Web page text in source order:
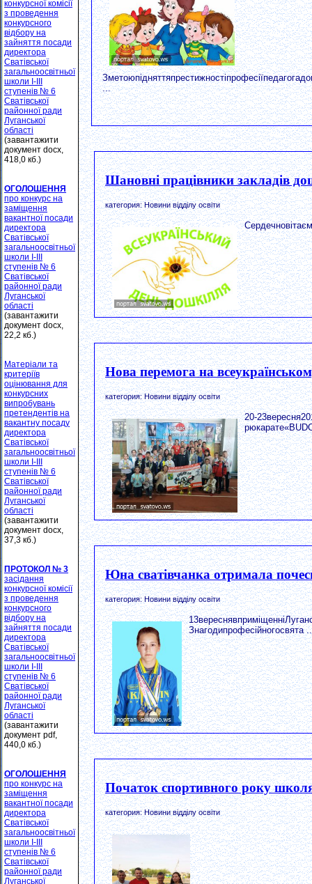
конкурсної комісії
з проведення
конкурсного
відбору на
зайняття посади
директора
Сватівської
загальноосвітньої
школи І-ІІІ
ступенів № 6
Сватівської
районної ради
Луганської
області
(завантажити
документ docx,
418,0 кб.)
ОГОЛОШЕННЯ
про конкурс на
заміщення
вакантної посади
директора
Сватівської
загальноосвітньої
школи І-ІІІ
ступенів № 6
Сватівської
районної ради
Луганської
області
(завантажити
документ docx,
22,2 кб.)
Матеріали та
критеріїв
оцінювання для
конкурсних
випробувань
претендентів на
вакантну посаду
директора
Сватівської
загальноосвітньої
школи І-ІІІ
ступенів № 6
Сватівської
районної ради
Луганської
області
(завантажити
документ docx,
37,3 кб.)
ПРОТОКОЛ № 3
засідання
конкурсної комісії
з проведення
конкурсного
відбору на
зайняття посади
директора
Сватівської
загальноосвітньої
школи І-ІІІ
ступенів № 6
Сватівської
районної ради
Луганської
області
(завантажити
документ pdf,
440,0 кб.)
ОГОЛОШЕННЯ
про конкурс на
заміщення
вакантної посади
директора
Сватівської
загальноосвітньої
школи І-ІІІ
ступенів № 6
Сватівської
районної ради
Луганської
...
Шановні працівники закладів
категория: Новини відділу освіти
Нова перемога на
категория: Новини відділу освіти
20-
Юна сватівчанка отримала
категория: Новини відділу освіти
Знагодипрофесійногосвята
Початок спортивного року
категория: Новини відділу освіти